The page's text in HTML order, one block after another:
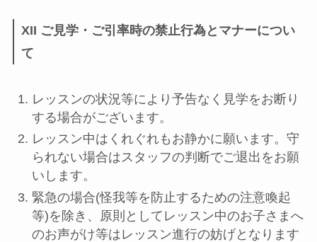
XII ご見学・ご引率時の禁止行為とマナーについ
て
レッスンの状況等により予告なく見学をお断り
する場合がございます。
レッスン中はくれぐれもお静かに願います。守
られない場合はスタッフの判断でご退出をお願
いします。
緊急の場合(怪我等を防止するための注意喚起
等)を除き、原則としてレッスン中のお子さまへ
のお声がけ等はレッスン進行の妨げとなります